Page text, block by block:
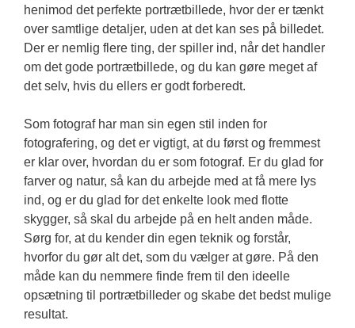
henimod det perfekte portrætbillede, hvor der er tænkt
over samtlige detaljer, uden at det kan ses på billedet.
Der er nemlig flere ting, der spiller ind, når det handler
om det gode portrætbillede, og du kan gøre meget af
det selv, hvis du ellers er godt forberedt.
Som fotograf har man sin egen stil inden for
fotografering, og det er vigtigt, at du først og fremmest
er klar over, hvordan du er som fotograf. Er du glad for
farver og natur, så kan du arbejde med at få mere lys
ind, og er du glad for det enkelte look med flotte
skygger, så skal du arbejde på en helt anden måde.
Sørg for, at du kender din egen teknik og forstår,
hvorfor du gør alt det, som du vælger at gøre. På den
måde kan du nemmere finde frem til den ideelle
opsætning til portrætbilleder og skabe det bedst mulige
resultat.